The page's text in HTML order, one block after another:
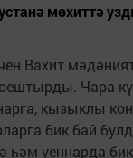
мөхиттә
Вахит
Чара
кызыклы
бик бай
һәм уеннарда